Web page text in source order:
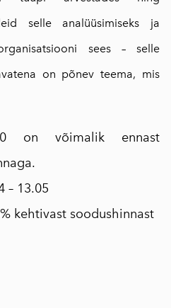
selle analüüsimiseks ja
sees – selle
on põnev teema, mis
on võimalik ennast
– 13.05
kehtivast soodushinnast